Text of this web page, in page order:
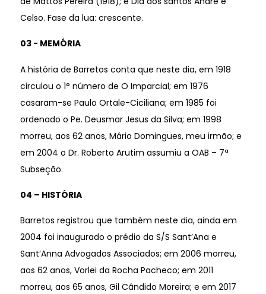
Celso. Fase da lua: crescente.
03 - MEMÓRIA
A história de Barretos conta que neste dia, em 1918
circulou o 1° número de O Imparcial; em 1976
casaram-se Paulo Ortale-Ciciliana; em 1985 foi
ordenado o Pe. Deusmar Jesus da Silva; em 1998
morreu, aos 62 anos, Mário Domingues, meu irmão; e
em 2004 o Dr. Roberto Arutim assumiu a OAB – 7ª
Subseção.
04 – HISTÓRIA
Barretos registrou que também neste dia, ainda em
2004 foi inaugurado o prédio da S/S Sant’Ana e
Sant’Anna Advogados Associados; em 2006 morreu,
aos 62 anos, Vorlei da Rocha Pacheco; em 2011
morreu, aos 65 anos, Gil Cândido Moreira; e em 2017